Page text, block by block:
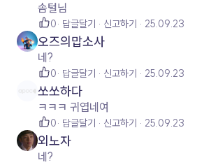
솜털님
0 답글달기 신고하기 25.09.23
오즈의맙소사
네?
0 답글달기 신고하기 25.09.23
쏘쏘하다
ㅋㅋㅋ 귀엽네여
0 답글달기 신고하기 25.09.23
외노자
네?